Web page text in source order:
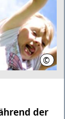
© LHH
der